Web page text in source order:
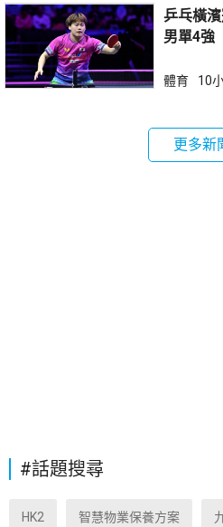
乒乓橫
男單4強
體育 10
更多新
#話題搜尋
HK2 智慧物業保養方案